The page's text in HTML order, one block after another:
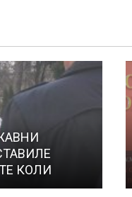
КОЛИ